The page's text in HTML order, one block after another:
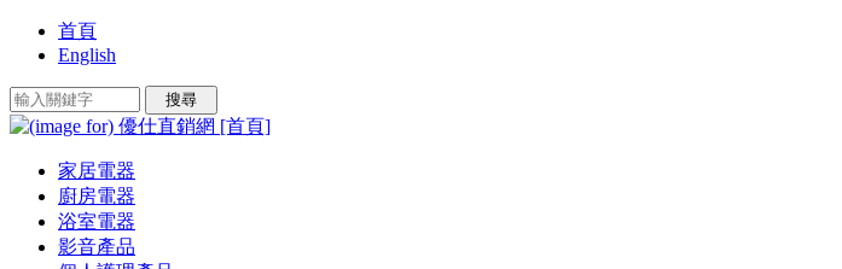
首頁
English
家居電器
廚房電器
浴室電器
影音產品